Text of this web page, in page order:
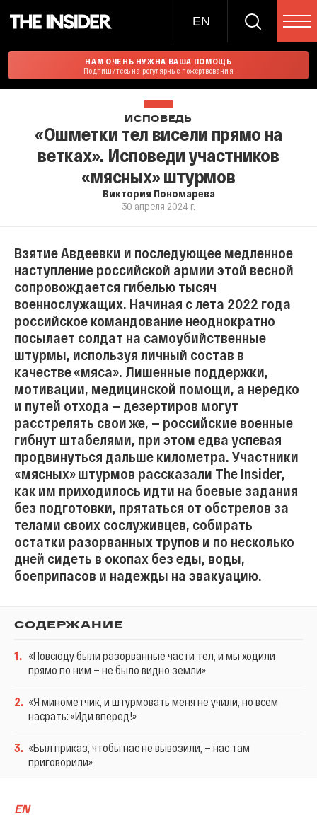
EN
НАМ ОЧЕНЬ НУЖНА ВАША ПОМОЩЬ
Подпишитесь на регулярные пожертвования
ИСПОВЕДЬ
«Ошметки тел висели прямо на
ветках». Исповеди участников
«мясных» штурмов
Виктория Пономарева
30 апреля 2024 г.
Взятие Авдеевки и последующее медленное
наступление российской армии этой весной
сопровождается гибелью тысяч
военнослужащих. Начиная с лета 2022 года
российское командование неоднократно
посылает солдат на самоубийственные
штурмы, используя личный состав в
качестве «мяса». Лишенные поддержки,
мотивации, медицинской помощи, а нередко
и путей отхода — дезертиров могут
расстрелять свои же, — российские военные
гибнут штабелями, при этом едва успевая
продвинуться дальше километра. Участники
«мясных» штурмов рассказали The Insider,
как им приходилось идти на боевые задания
без подготовки, прятаться от обстрелов за
телами своих сослуживцев, собирать
остатки разорванных трупов и по несколько
дней сидеть в окопах без еды, воды,
боеприпасов и надежды на эвакуацию.
СОДЕРЖАНИЕ
1. «Повсюду были разорванные части тел, и мы ходили
прямо по ним — не было видно земли»
2. «Я минометчик, и штурмовать меня не учили, но всем
насрать: «Иди вперед!»
3. «Был приказ, чтобы нас не вывозили, — нас там
приговорили»
EN